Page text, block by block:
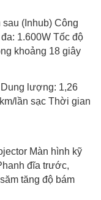
(Inhub) Công
1.600W Tốc độ
khoảng 18 giây
lượng: 1,26
lần sạc Thời gian
Màn hình kỹ
đĩa trước,
tăng độ bám